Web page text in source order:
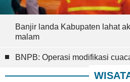
Banjir landa Kabupaten lahat
malam
BNPB: Operasi modifikasi